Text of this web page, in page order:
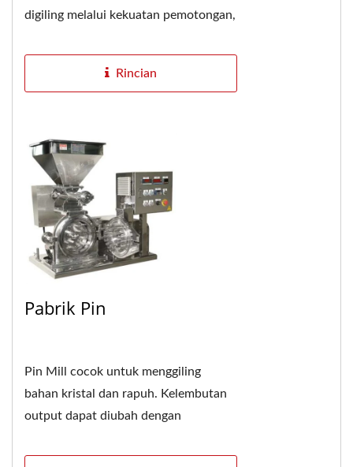
digiling melalui kekuatan pemotongan,
yang tak terhitung,...
Rincian
Pabrik Pin
Pin Mill cocok untuk menggiling
bahan kristal dan rapuh. Kelembutan
output dapat diubah dengan
penyesuaian kecepatan rotor....